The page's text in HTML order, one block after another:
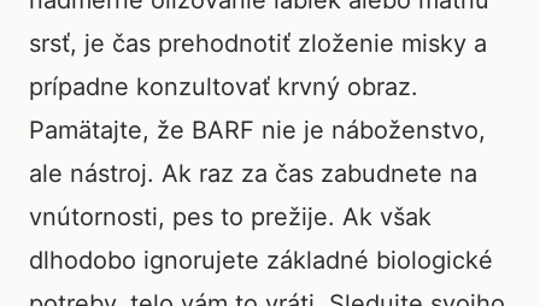
srsť, je čas prehodnotiť zloženie misky a
prípadne konzultovať krvný obraz.
Pamätajte, že BARF nie je náboženstvo,
ale nástroj. Ak raz za čas zabudnete na
vnútornosti, pes to prežije. Ak však
dlhodobo ignorujete základné biologické